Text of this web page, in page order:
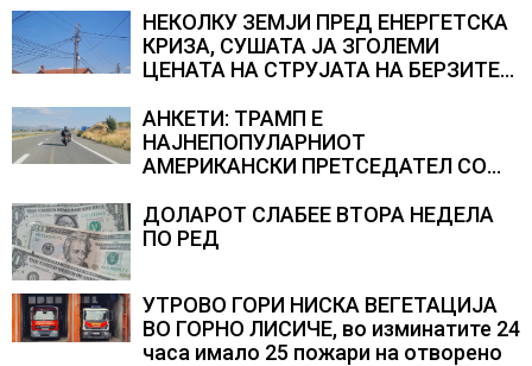
НЕКОЛКУ ЗЕМЈИ ПРЕД ЕНЕРГЕТСКА
КРИЗА, СУШАТА ЈА ЗГОЛЕМИ
ЦЕНАТА НА СТРУЈАТА НА БЕРЗИТЕ
АНКЕТИ: ТРАМП Е
НАЈНЕПОПУЛАРНИОТ
АМЕРИКАНСКИ ПРЕТСЕДАТЕЛ СО
резултатите од последните анкети
ДОЛАРОТ СЛАБЕЕ ВТОРА НЕДЕЛА
ПО РЕД
УТРОВО ГОРИ НИСКА ВЕГЕТАЦИЈА
ВО ГОРНО ЛИСИЧЕ, во изминатите 24
часа имало 25 пожари на отворено